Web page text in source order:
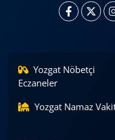
Yozgat Nöbetçi
Eczaneler
Yozgat Namaz